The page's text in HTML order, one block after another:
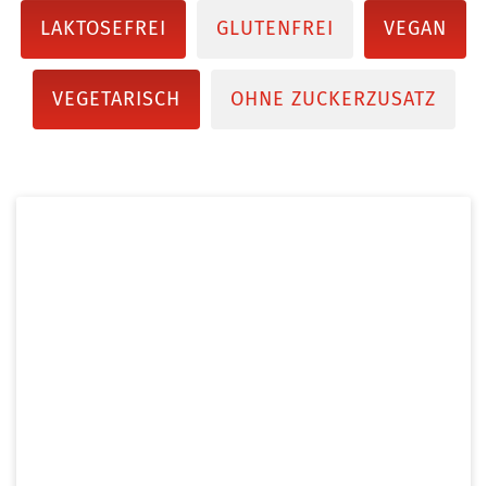
LAKTOSEFREI GLUTENFREI VEGAN
VEGETARISCH OHNE ZUCKERZUSATZ